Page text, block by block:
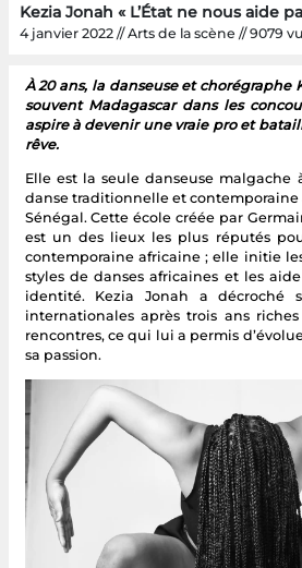
Kezia Jonah « L’État ne nous aide
4 janvier 2022 // Arts de la scène // 9079
À 20 ans, la danseuse et chorégraphe
souvent Madagascar dans les
aspire à devenir une vraie pro et
rêve.
Elle est la seule danseuse malgache
danse traditionnelle et contemporaine
Sénégal. Cette école créée par
est un des lieux les plus réputés
contemporaine africaine ; elle initie
styles de danses africaines et les
identité. Kezia Jonah a décroché
internationales après trois ans
rencontres, ce qui lui a permis
sa passion.